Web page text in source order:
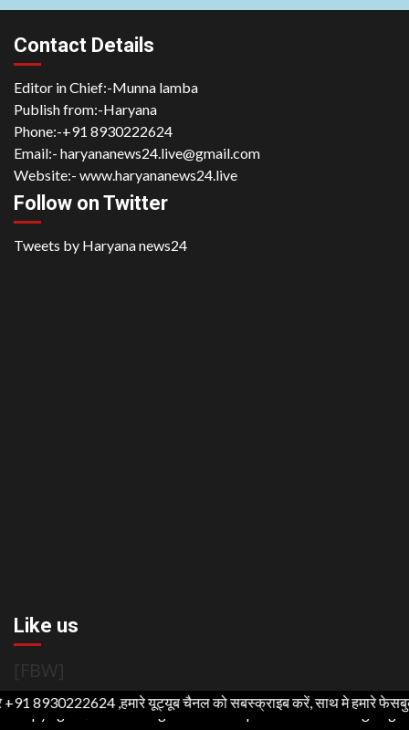
Contact Details
Editor in Chief:-Munna lamba
Publish from:-Haryana
Phone:-+91 8930222624
Email:- haryananews24.live@gmail.com
Website:- www.haryananews24.live
Follow on Twitter
Tweets by Haryana news24
Like us
[FBW]
Copyright ©2021 All rights reserved | For Website Designing
,हमारे यूट्यूब चैनल को सबस्क्राइब करें, साथ मे हमारे फेसबुक को लाइक